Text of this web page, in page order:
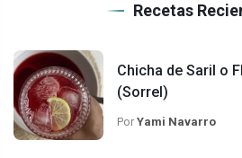
Recetas
Chicha de Saril o
(Sorrel)
Por Yami Navarro